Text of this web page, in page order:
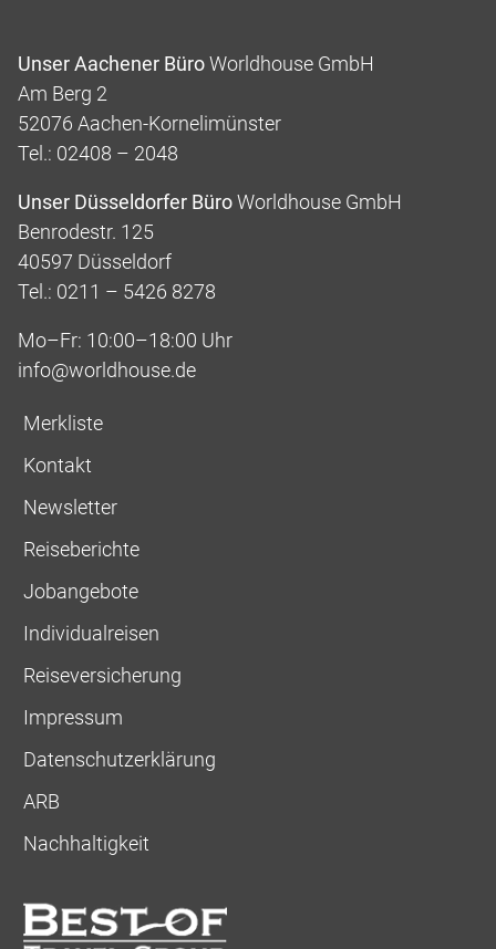
Unser Aachener BüroWorldhouse GmbH
Am Berg 2
52076 Aachen-Kornelimünster
Tel.: 02408 – 2048
Unser Düsseldorfer BüroWorldhouse GmbH
Benrodestr. 125
40597 Düsseldorf
Tel.: 0211 – 5426 8278
Mo–Fr: 10:00–18:00 Uhr
info@worldhouse.de
Merkliste
Kontakt
Newsletter
Reiseberichte
Jobangebote
Individualreisen
Reiseversicherung
Impressum
Datenschutzerklärung
ARB
Nachhaltigkeit